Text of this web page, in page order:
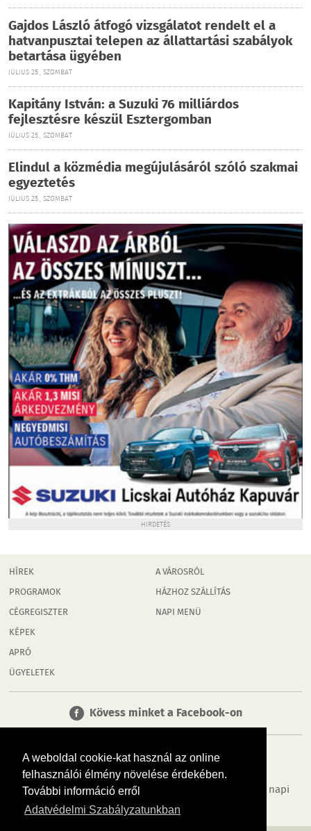
A weboldal cookie-kat használ az online
felhasználói élmény növelése érdekében.
További információ erről
Adatvédelmi Szabályzatunkban
Gajdos László átfogó vizsgálatot rendelt el a
hatvanpusztai telepen az állattartási szabályok
betartása ügyében
JÚLIUS 25., SZOMBAT
Kapitány István: a Suzuki 76 milliárdos
fejlesztésre készül Esztergomban
JÚLIUS 25., SZOMBAT
Elindul a közmédia megújulásáról szóló szakmai
egyeztetés
JÚLIUS 25., SZOMBAT
HIRDETÉS
HÍREK
PROGRAMOK
CÉGREGISZTER
KÉPEK
APRÓ
ÜGYELETEK
A VÁROSRÓL
HÁZHOZ SZÁLLÍTÁS
NAPI MENÜ
Kövess minket a Facebook-on
Tudj meg többet városodról! Hírek, programok, képek, napi
menü, cégek…. és minden, ami Rábaköz